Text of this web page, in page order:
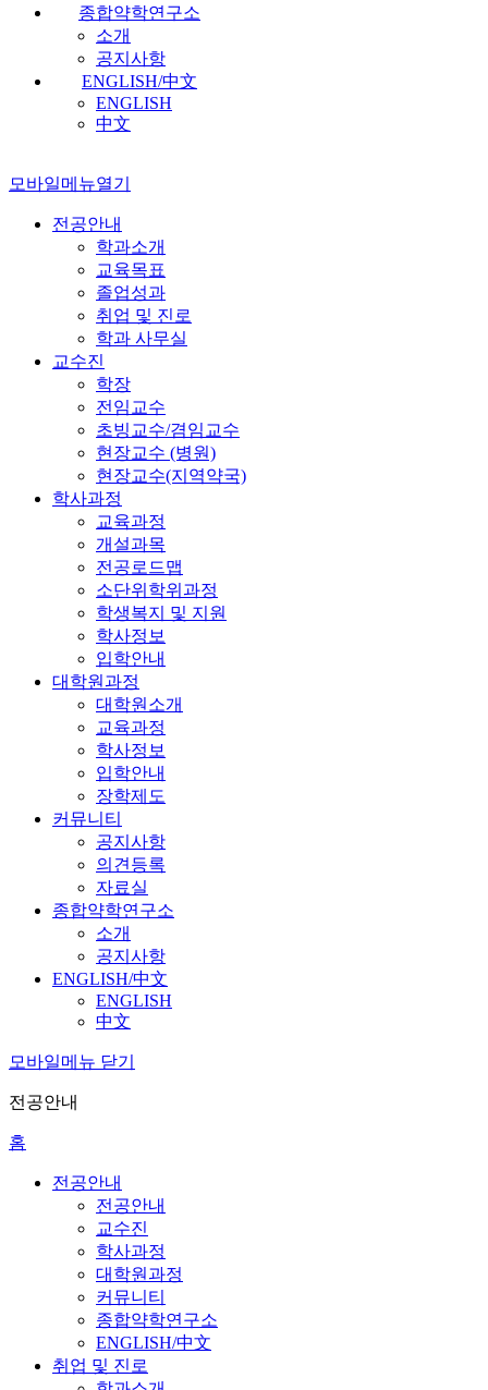
종합약학연구소
소개
공지사항
ENGLISH/中文
ENGLISH
中文
모바일메뉴열기
전공안내
학과소개
교육목표
졸업성과
취업 및 진로
학과 사무실
교수진
학장
전임교수
초빙교수/겸임교수
현장교수 (병원)
현장교수(지역약국)
학사과정
교육과정
개설과목
전공로드맵
소단위학위과정
학생복지 및 지원
학사정보
입학안내
대학원과정
대학원소개
교육과정
학사정보
입학안내
장학제도
커뮤니티
공지사항
의견등록
자료실
종합약학연구소
소개
공지사항
ENGLISH/中文
ENGLISH
中文
모바일메뉴 닫기
전공안내
홈
전공안내
전공안내
교수진
학사과정
대학원과정
커뮤니티
종합약학연구소
ENGLISH/中文
취업 및 진로